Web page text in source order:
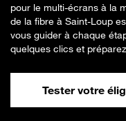
pour le multi-écrans à la
de la fibre à Saint-Loup
vous guider à chaque
quelques clics et
Tester votre